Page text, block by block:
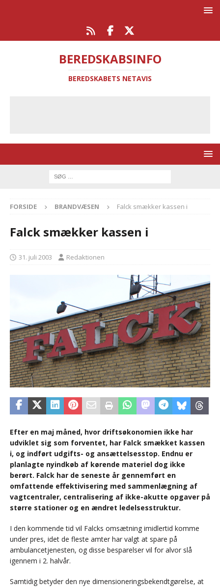
BEREDSKABSINFO
BEREDSKABETS NETAVIS
FORSIDE BRANDVÆSEN Falck smækker kassen i
Falck smækker kassen i
31. juli 2003 Redaktionen
Efter en maj måned, hvor driftsøkonomien ikke har
udviklet sig som forventet, har Falck smækket kassen
i, og indført udgifts- og ansættelsesstop. Endnu er
planlagte nyindkøb af kørende materiel dog ikke
berørt. Falck har de seneste år gennemført en
omfattende effektivisering med sammenlægning af
vagtcentraler, centralisering af ikke-akutte opgaver på
større stationer og en ændret ledelsesstruktur.
I den kommende tid vil Falcks omsætning imidlertid komme
under pres, idet de fleste amter har valgt at spare på
ambulancetjenesten, og disse besparelser vil for alvor slå
igennem i 2. halvår.
Samtidig betyder den nye dimensioneringsbekendtgørelse, at